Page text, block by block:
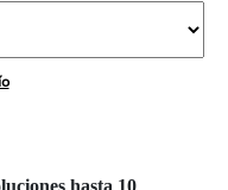
hasta 10